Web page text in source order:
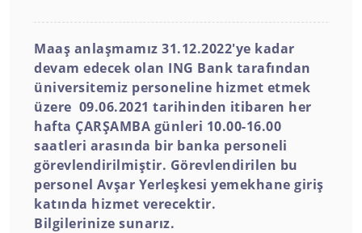
Maaş anlaşmamız 31.12.2022'ye kadar
devam edecek olan ING Bank tarafından
üniversitemiz personeline hizmet etmek
üzere 09.06.2021 tarihinden itibaren her
hafta ÇARŞAMBA günleri 10.00-16.00
saatleri arasında bir banka personeli
görevlendirilmiştir. Görevlendirilen bu
personel Avşar Yerleşkesi yemekhane giriş
katında hizmet verecektir.
Bilgilerinize sunarız.